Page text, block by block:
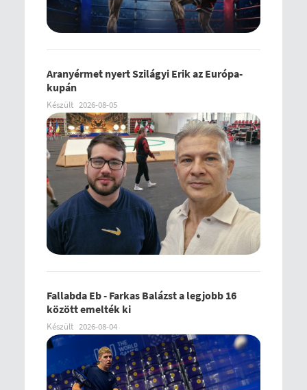
Aranyérmet nyert Szilágyi Erik az Európa-
kupán
Készült 2026-08-05
Fallabda Eb - Farkas Balázst a legjobb 16
között emelték ki
Készült 2026-08-04